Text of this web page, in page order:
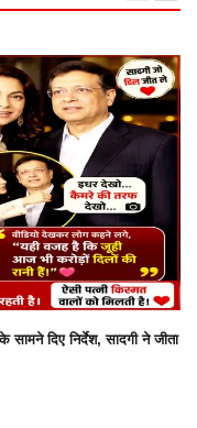
दिए निर्देश, सादगी ने जीता